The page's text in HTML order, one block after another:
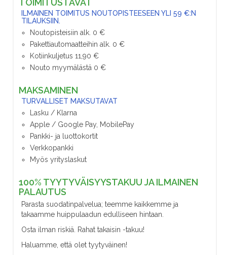
ILMAINEN TOIMITUS NOUTOPISTEESEEN YLI 59 €:N
TILAUKSIIN.
Noutopisteisiin alk. 0 €
Pakettiautomaatteihin alk. 0 €
Kotiinkuljetus 11,90 €
Nouto myymälästä 0 €
MAKSAMINEN
TURVALLISET MAKSUTAVAT
Lasku / Klarna
Apple / Google Pay, MobilePay
Pankki- ja luottokortit
Verkkopankki
Myös yrityslaskut
100% TYYTYVÄISYYSTAKUU JA ILMAINEN
PALAUTUS
Parasta suodatinpalvelua; teemme kaikkemme ja
takaamme huippulaadun edulliseen hintaan.
Osta ilman riskiä. Rahat takaisin -takuu!
Haluamme, että olet tyytyväinen!